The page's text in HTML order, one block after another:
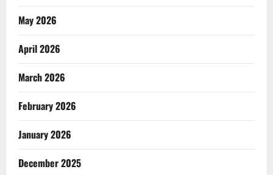
May 2026
April 2026
March 2026
February 2026
January 2026
December 2025